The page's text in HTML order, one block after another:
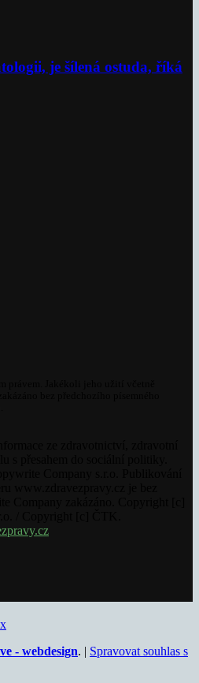
je šílená ostuda, říká
- webdesign. | Spravovat souhlas s